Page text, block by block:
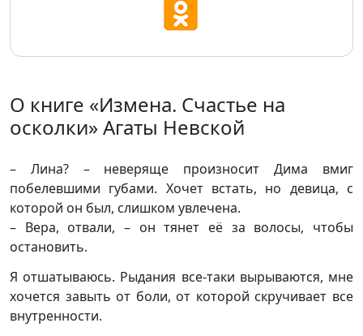
О книге «Измена. Счастье на
осколки» Агаты Невской
– Лина? – неверяще произносит Дима вмиг
побелевшими губами. Хочет встать, но девица, с
которой он был, слишком увлечена.
– Вера, отвали, – он тянет её за волосы, чтобы
остановить.
Я отшатываюсь. Рыдания все-таки вырываются, мне
хочется завыть от боли, от которой скручивает все
внутренности.